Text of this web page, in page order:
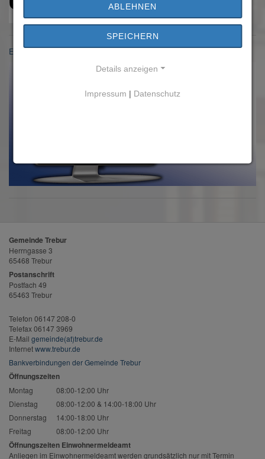
Einwohnermeldeamt
Gemeinde Trebur
Herrngasse 3
65468 Trebur
Postanschrift
Postfach 49
65463 Trebur
Telefon 06147 208-0
Telefax 06147 3969
E-Mail gemeinde(at)trebur.de
Internetwww.trebur.de
Bankverbindungen der Gemeinde Trebur
Öffnungszeiten
Montag
08:00-12:00 Uhr
Dienstag
08:00-12:00 & 14:00-18:00 Uhr
Donnerstag
14:00-18:00 Uhr
Freitag
08:00-12:00 Uhr
Öffnungszeiten Einwohnermeldeamt
Anliegen im Einwohnermeldeamt werden grundsätzlich nur mit Termin
ABLEHNEN
SPEICHERN
Details anzeigen
Impressum | Datenschutz